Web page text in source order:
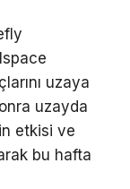
uzaya
uzayda
etkisi ve
bu hafta